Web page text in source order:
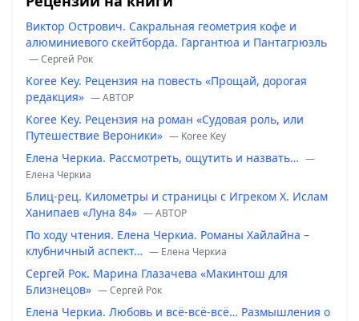
Виктор Острович. Сакральная геометрия кофе и
алюминиевого скейтборда. Гаргантюа и Пантагрюэль
— Сергей Рок
Koree Key. Рецензия на повесть «Прощай, дорогая
редакция» — ABTOP
Koree Key. Рецензия на роман «Судовая роль, или
Путешествие Вероники» — Koree Key
Елена Черкиа. Рассмотреть, ощутить и назвать… —
Елена Черкиа
Блиц-рец. Километры и страницы с Игреком Х. Ислам
Ханипаев «Луна 84» — ABTOP
По ходу чтения. Елена Черкиа. Романы Хайлайна –
клубничный аспект… — Елена Черкиа
Сергей Рок. Марина Глазачева «Макинтош для
Близнецов» — Сергей Рок
Елена Черкиа. Любовь и всё-всё-всё… Размышления о